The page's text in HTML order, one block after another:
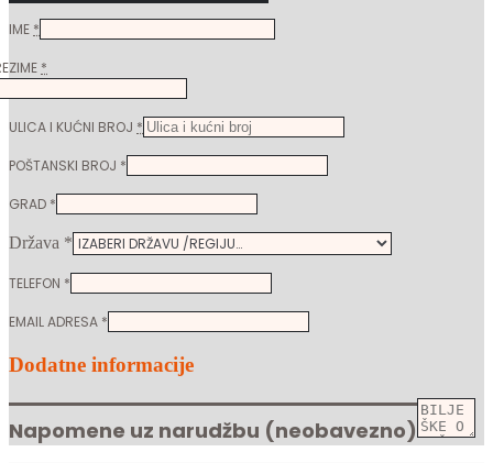
IME *
*
ULICA I KUĆNI BROJ *
POŠTANSKI BROJ *
GRAD *
Država *
TELEFON *
EMAIL ADRESA *
Dodatne informacije
Napomene uz narudžbu (neobavezno)